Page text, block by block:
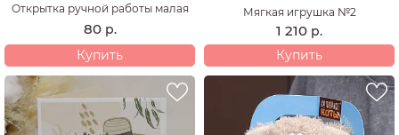
Открытка ручной работы малая
80 р.
Купить
Мягкая игрушка №2
1 210 р.
Купить